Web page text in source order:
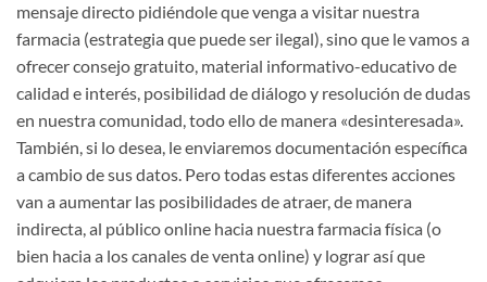
mensaje directo pidiéndole que venga a visitar nuestra
farmacia (estrategia que puede ser ilegal), sino que le vamos a
ofrecer consejo gratuito, material informativo-educativo de
calidad e interés, posibilidad de diálogo y resolución de dudas
en nuestra comunidad, todo ello de manera «desinteresada».
También, si lo desea, le enviaremos documentación específica
a cambio de sus datos. Pero todas estas diferentes acciones
van a aumentar las posibilidades de atraer, de manera
indirecta, al público online hacia nuestra farmacia física (o
bien hacia a los canales de venta online) y lograr así que